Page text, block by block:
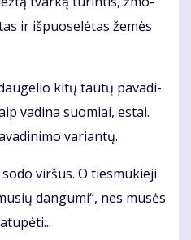
ir iš­puo­se­lė­tas že­mės
ki­tų tau­tų pa­va­di­
va­di­na suo­miai, es­tai.
va­rian­tų.
vir­šus. O ties­mu­kie­ji
dan­gu­mi“, nes mu­sės